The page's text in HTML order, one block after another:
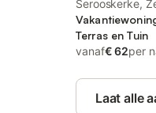
Serooskerke,
Terras en Tuin
vanaf€ 62per
Laat alle